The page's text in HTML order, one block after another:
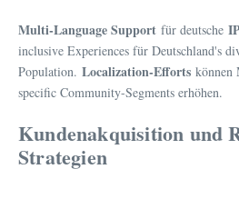
Multi-Language Support für deutsche
inclusive Experiences für Deutschland's
Population. Localization-Efforts können
specific Community-Segments erhöhen.
Kundenakquisition und
Strategien